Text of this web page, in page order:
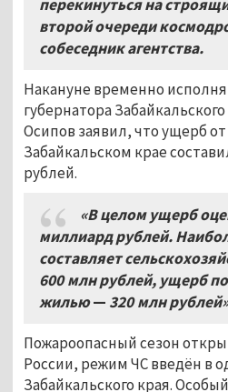
перекинуться на
второй очереди
собеседник агентства.
Накануне временно
губернатора
Осипов заявил, что ущерб
Забайкальском крае
рублей.
«В целом ущерб
миллиард рублей.
составляет
600 млн рублей, ущерб
жилью— 320 млн
Пожароопасный сезон
России, режим ЧС введён в
Забайкальского края.